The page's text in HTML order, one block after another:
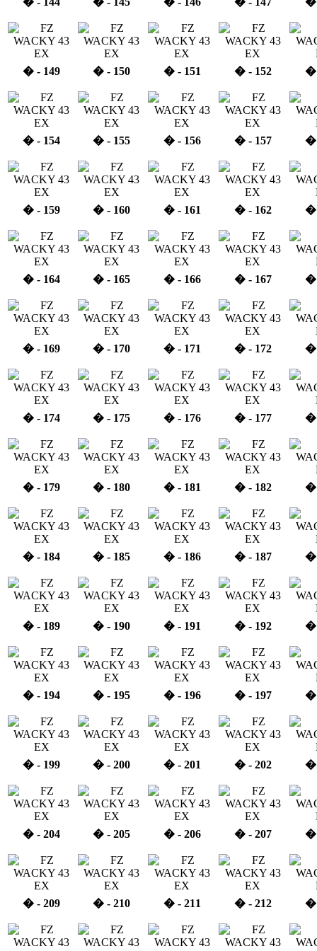
� - 149 � - 150 � - 151 � - 152 �
� - 154 � - 155 � - 156 � - 157 �
� - 159 � - 160 � - 161 � - 162 �
� - 164 � - 165 � - 166 � - 167 �
� - 169 � - 170 � - 171 � - 172 �
� - 174 � - 175 � - 176 � - 177 �
� - 179 � - 180 � - 181 � - 182 �
� - 184 � - 185 � - 186 � - 187 �
� - 189 � - 190 � - 191 � - 192 �
� - 194 � - 195 � - 196 � - 197 �
� - 199 � - 200 � - 201 � - 202 �
� - 204 � - 205 � - 206 � - 207 �
� - 209 � - 210 � - 211 � - 212 �